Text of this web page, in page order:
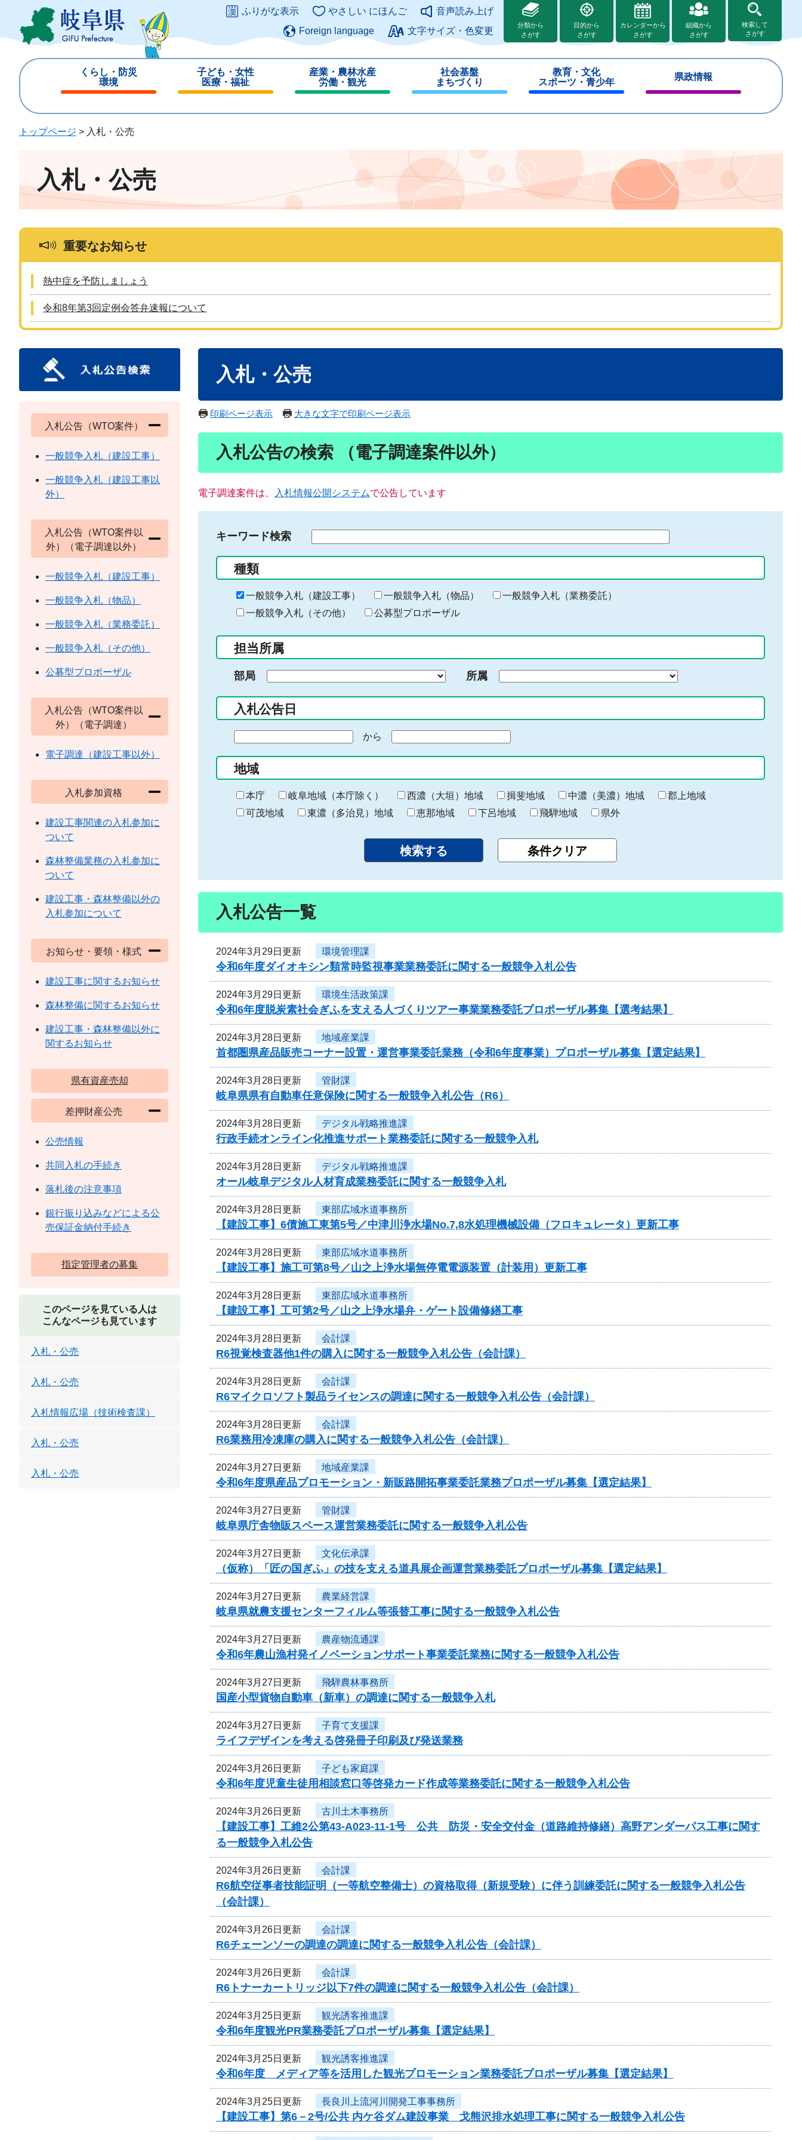
ジ
ュ
このページの本文へ
ふりがな表示 やさしい にほんご
音声読み上げ
Foreign language
文字サイズ・色変更
分類から
さがす
目的から
さがす
カレンダーから
さがす
組織から
さがす
検索して
さがす
くらし・防災
環境
じ
子ども・女性
医療・福祉
じ
産業・農林水産
労働・観光
じ
社会基盤
まちづくり
じ
教育・文化
スポーツ・青少年
じ
県政情報
じ
トップページ > 入札・公売
入札・公売
重要なお知らせ
熱中症を予防しましょう
令和8年第3回定例会答弁速報について
入札・公売
印刷ページ表示 大きな文字で印刷ページ表示
入札公告の検索 （電子調達案件以外）
電子調達案件は、 入札情報公開システムで公告しています
キーワード検索
る
キ
ー
ー
入
力
種類
一般競争入札（建設工事） 一般競争入札（物品）
一般競争入札（業務委託）
一般競争入札（その他）
公募型プロポーザル
担当所属
部局 所属
入札公告日
の
始
ま
り
から
終
わ
り
地域
本庁 岐阜地域（本庁除く） 西濃（大垣）地域 揖斐地域 中濃（美濃）地域
郡上地域
可茂地域
東濃（多治見）地域 恵那地域 下呂地域 飛騨地域 県外
入札公告一覧
2024年3月29日更新 環境管理課
令和6年度ダイオキシン類常時監視事業業務委託に関する一般競争入札公告
2024年3月29日更新 環境生活政策課
令和6年度脱炭素社会ぎふを支える人づくりツアー事業業務委託プロポーザル募集【選考結果】
2024年3月28日更新 地域産業課
首都圏県産品販売コーナー設置・運営事業委託業務（令和6年度事業）プロポーザル募集【選定結果】
2024年3月28日更新 管財課
岐阜県県有自動車任意保険に関する一般競争入札公告（R6）
2024年3月28日更新 デジタル戦略推進課
行政手続オンライン化推進サポート業務委託に関する一般競争入札
2024年3月28日更新 デジタル戦略推進課
オール岐阜デジタル人材育成業務委託に関する一般競争入札
2024年3月28日更新 東部広域水道事務所
【建設工事】6債施工東第5号／中津川浄水場No.7,8水処理機械設備（フロキュレータ）更新工事
2024年3月28日更新 東部広域水道事務所
【建設工事】施工可第8号／山之上浄水場無停電電源装置（計装用）更新工事
2024年3月28日更新 東部広域水道事務所
【建設工事】工可第2号／山之上浄水場弁・ゲート設備修繕工事
2024年3月28日更新 会計課
R6視覚検査器他1件の購入に関する一般競争入札公告（会計課）
2024年3月28日更新 会計課
R6マイクロソフト製品ライセンスの調達に関する一般競争入札公告（会計課）
2024年3月28日更新 会計課
R6業務用冷凍庫の購入に関する一般競争入札公告（会計課）
2024年3月27日更新 地域産業課
令和6年度県産品プロモーション・新販路開拓事業委託業務プロポーザル募集【選定結果】
2024年3月27日更新 管財課
岐阜県庁舎物販スペース運営業務委託に関する一般競争入札公告
2024年3月27日更新 文化伝承課
（仮称）「匠の国ぎふ」の技を支える道具展企画運営業務委託プロポーザル募集【選定結果】
2024年3月27日更新 農業経営課
岐阜県就農支援センターフィルム等張替工事に関する一般競争入札公告
2024年3月27日更新 農産物流通課
令和6年農山漁村発イノベーションサポート事業委託業務に関する一般競争入札公告
2024年3月27日更新 飛騨農林事務所
国産小型貨物自動車（新車）の調達に関する一般競争入札
2024年3月27日更新 子育て支援課
ライフデザインを考える啓発冊子印刷及び発送業務
2024年3月26日更新 子ども家庭課
令和6年度児童生徒用相談窓口等啓発カード作成等業務委託に関する一般競争入札公告
2024年3月26日更新 古川土木事務所
【建設工事】工維2公第43-A023-11-1号 公共 防災・安全交付金（道路維持修繕）高野アンダーパス工事に関す
る一般競争入札公告
2024年3月26日更新 会計課
R6航空従事者技能証明（一等航空整備士）の資格取得（新規受験）に伴う訓練委託に関する一般競争入札公告
（会計課）
2024年3月26日更新 会計課
R6チェーンソーの調達の調達に関する一般競争入札公告（会計課）
2024年3月26日更新 会計課
R6トナーカートリッジ以下7件の調達に関する一般競争入札公告（会計課）
2024年3月25日更新 観光誘客推進課
令和6年度観光PR業務委託プロポーザル募集【選定結果】
2024年3月25日更新 観光誘客推進課
令和6年度 メディア等を活用した観光プロモーション業務委託プロポーザル募集【選定結果】
2024年3月25日更新 長良川上流河川開発工事事務所
【建設工事】第6－2号/公共 内ケ谷ダム建設事業 戈熊沢排水処理工事に関する一般競争入札公告
入札公告（WTO案件）
一般競争入札（建設工事）
一般競争入札（建設工事以
外）
入札公告（WTO案件以
外）（電子調達以外）
一般競争入札（建設工事）
一般競争入札（物品）
一般競争入札（業務委託）
一般競争入札（その他）
公募型プロポーザル
入札公告（WTO案件以
外）（電子調達）
電子調達（建設工事以外）
入札参加資格
建設工事関連の入札参加に
ついて
森林整備業務の入札参加に
ついて
建設工事・森林整備以外の
入札参加について
お知らせ・要領・様式
建設工事に関するお知らせ
森林整備に関するお知らせ
建設工事・森林整備以外に
関するお知らせ
県有資産売却
差押財産公売
公売情報
共同入札の手続き
落札後の注意事項
銀行振り込みなどによる公
売保証金納付手続き
指定管理者の募集
このページを見ている人は
こんなページも見ています
入札・公売
入札・公売
入札情報広場（技術検査課）
入札・公売
入札・公売